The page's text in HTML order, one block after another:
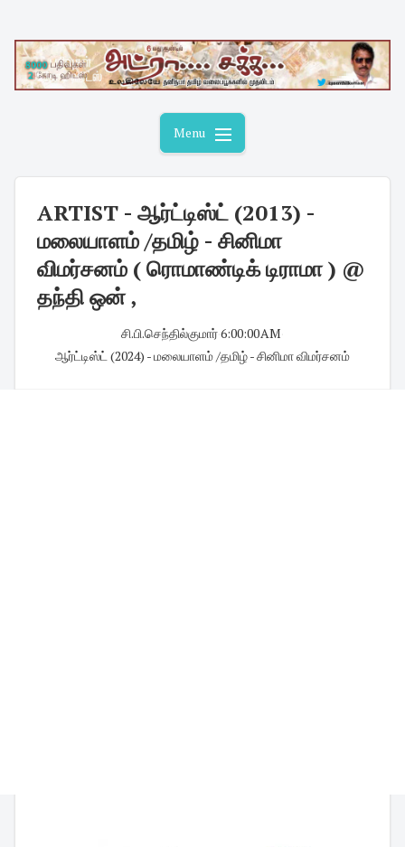
content
Menu
ARTIST - ஆர்ட்டிஸ்ட் (2013) -
மலையாளம் /தமிழ் - சினிமா
விமர்சனம் ( ரொமாண்டிக் டிராமா ) @
தந்தி ஒன் ,
சி.பி.செந்தில்குமார்6:00:00 AM
ஆர்ட்டிஸ்ட் (2024) - மலையாளம் /தமிழ் - சினிமா விமர்சனம்